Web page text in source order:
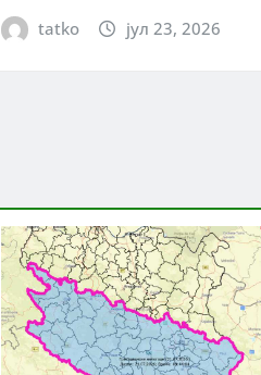
tatko јул 23, 2026